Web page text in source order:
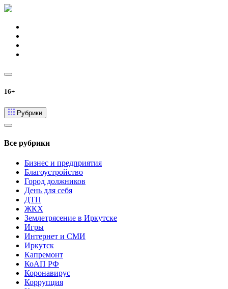
16+
Рубрики
Все рубрики
Бизнес и предприятия
Благоустройство
Город должников
День для себя
ДТП
ЖКХ
Землетрясение в Иркутске
Игры
Интернет и СМИ
Иркутск
Капремонт
КоАП РФ
Коронавирус
Коррупция